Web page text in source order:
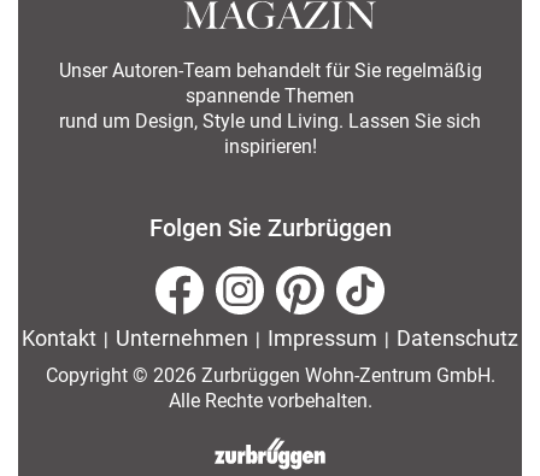
Unser Autoren-Team behandelt für Sie regelmäßig
spannende Themen
rund um Design, Style und Living. Lassen Sie sich
inspirieren!
Folgen Sie Zurbrüggen
Kontakt | Unternehmen | Impressum | Datenschutz
Copyright © 2026 Zurbrüggen Wohn-Zentrum GmbH.
Alle Rechte vorbehalten.